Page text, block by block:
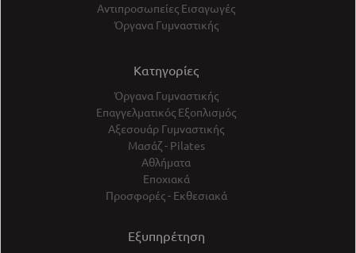
Αντιπροσωπείες Εισαγωγές
Όργανα Γυμναστικής
Κατηγορίες
Όργανα Γυμναστικής
Επαγγελματικός Εξοπλισμός
Αξεσουάρ Γυμναστικής
Μασάζ - Pilates
Αθλήματα
Εποχιακά
Προσφορές - Εκθεσιακά
Εξυπηρέτηση